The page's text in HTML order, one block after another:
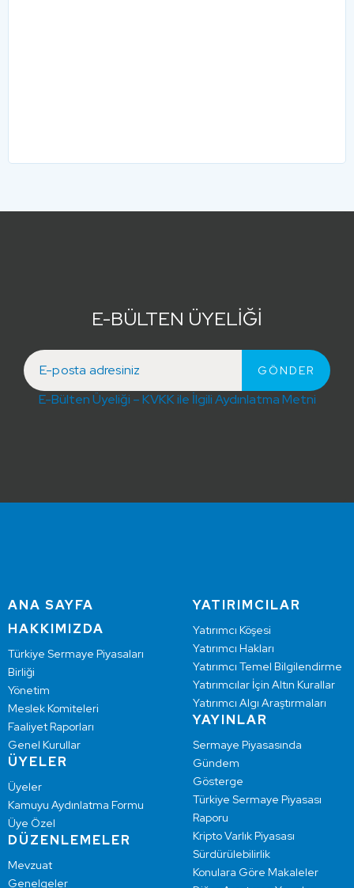
E-BÜLTEN ÜYELİĞİ
E-Bülten Üyeliği – KVKK ile İlgili Aydınlatma Metni
ANA SAYFA
HAKKIMIZDA
Türkiye Sermaye Piyasaları
Birliği
Yönetim
Meslek Komiteleri
Faaliyet Raporları
Genel Kurullar
ÜYELER
Üyeler
Kamuyu Aydınlatma Formu
Üye Özel
DÜZENLEMELER
Mevzuat
Genelgeler
YATIRIMCILAR
Yatırımcı Köşesi
Yatırımcı Hakları
Yatırımcı Temel Bilgilendirme
Yatırımcılar İçin Altın Kurallar
Yatırımcı Algı Araştırmaları
YAYINLAR
Sermaye Piyasasında
Gündem
Gösterge
Türkiye Sermaye Piyasası
Raporu
Kripto Varlık Piyasası
Sürdürülebilirlik
Konulara Göre Makaleler